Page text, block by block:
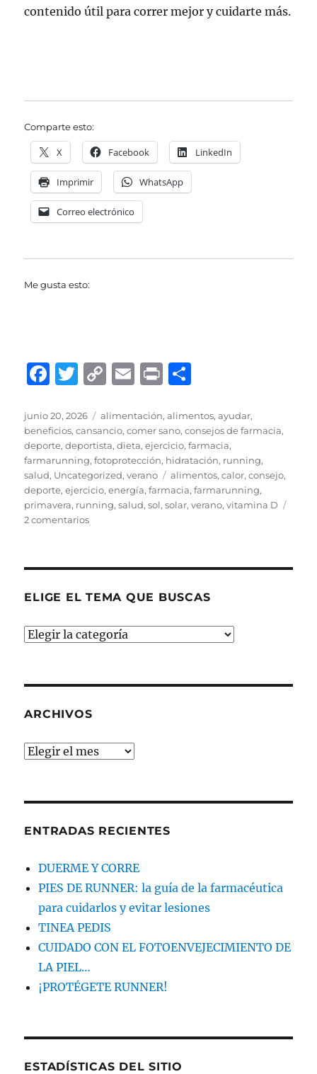
contenido útil para correr mejor y cuidarte más.
Comparte esto:
X Facebook LinkedIn
Imprimir WhatsApp
Correo electrónico
Me gusta esto:
F
c
e
b
o
o
k
T
it
te
r
C
p
y
Li
n
k
E
ai
l
P
n
t
m
p
a
rt
ir
Publicado
el
junio 20, 2026 Categorías
alimentación,alimentos,ayudar,
beneficios,cansancio,comer sano,consejos de farmacia,
deporte,deportista,dieta,ejercicio,farmacia,
farmarunning,fotoprotección, hidratación, running,
salud, Uncategorized,verano Etiquetas
alimentos,calor,consejo,
deporte,ejercicio,energía,farmacia,farmarunning,
primavera, running,salud,sol,solar,verano,vitamina D
2 comentariosen
ALIADOS
DEPORTE
ELIGE EL TEMA QUE BUSCAS
ELIGE
BUSCAS
ARCHIVOS
Archivos
ENTRADAS RECIENTES
DUERME Y CORRE
PIES DE RUNNER: la guía de la farmacéutica
para cuidarlos y evitar lesiones
TINEA PEDIS
CUIDADO CON EL FOTOENVEJECIMIENTO DE
LA PIEL…
¡PROTÉGETE RUNNER!
ESTADÍSTICAS DEL SITIO